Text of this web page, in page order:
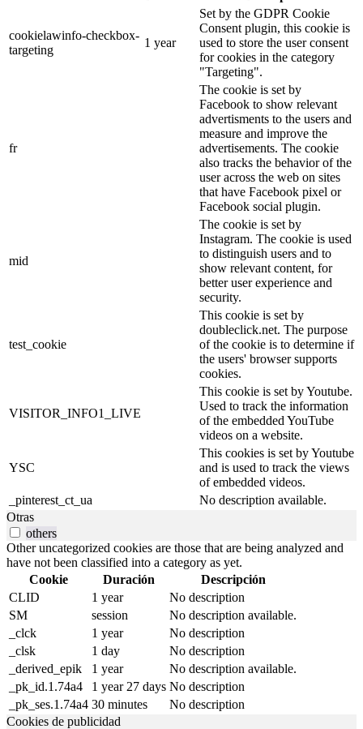
cookielawinfo-checkbox-
targeting
1 year
Set by the GDPR Cookie
Consent plugin, this cookie is
used to store the user consent
for cookies in the category
"Targeting".
fr
The cookie is set by
Facebook to show relevant
advertisments to the users and
measure and improve the
advertisements. The cookie
also tracks the behavior of the
user across the web on sites
that have Facebook pixel or
Facebook social plugin.
mid
The cookie is set by
Instagram. The cookie is used
to distinguish users and to
show relevant content, for
better user experience and
security.
test_cookie
This cookie is set by
doubleclick.net. The purpose
of the cookie is to determine if
the users' browser supports
cookies.
VISITOR_INFO1_LIVE
This cookie is set by Youtube.
Used to track the information
of the embedded YouTube
videos on a website.
YSC
This cookies is set by Youtube
and is used to track the views
of embedded videos.
_pinterest_ct_ua
No description available.
Otras
others
Other uncategorized cookies are those that are being analyzed and
have not been classified into a category as yet.
Cookie
Duración
Descripción
CLID
1 year
No description
SM
session
No description available.
_clck
1 year
No description
_clsk
1 day
No description
_derived_epik
1 year
No description available.
_pk_id.1.74a4
1 year 27 days No description
_pk_ses.1.74a4 30 minutes
No description
Cookies de publicidad